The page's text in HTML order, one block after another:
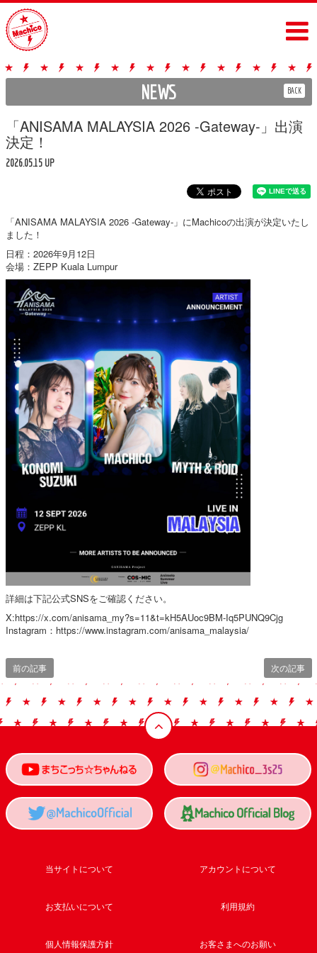
NEWS BACK
「ANISAMA MALAYSIA 2026 -Gateway-」出演
決定！
2026.05.15 UP
「ANISAMA MALAYSIA 2026 -Gateway-」にMachicoの出演が決定いたし
ました！
日程：2026年9月12日
会場：ZEPP Kuala Lumpur
詳細は下記公式SNSをご確認ください。
X:https://x.com/anisama_my?s=11&t=kH5AUoc9BM-Iq5PUNQ9Cjg
Instagram： https://www.instagram.com/anisama_malaysia/
次の記事
前の記事
当サイトについて アカウントについて
お支払いについて 利用規約
個人情報保護方針 お客さまへのお願い